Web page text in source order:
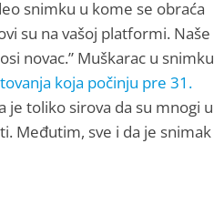
snimku u kome se obraća
su na vašoj platformi. Naše
novac.” Muškarac u snimku
koja počinju pre 31.
je toliko sirova da su mnogi u
Međutim, sve i da je snimak